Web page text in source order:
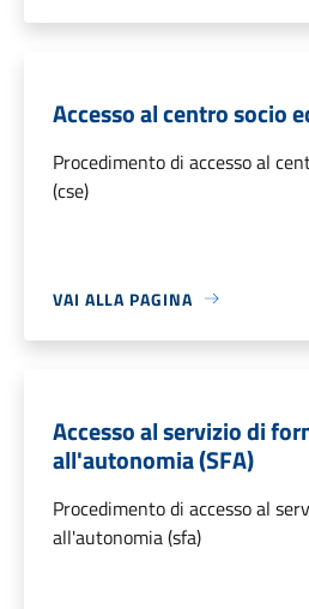
Accesso al centro socio
Procedimento di accesso al
(cse)
VAI ALLA PAGINA
Accesso al servizio di
all'autonomia (SFA)
Procedimento di accesso al
all'autonomia (sfa)